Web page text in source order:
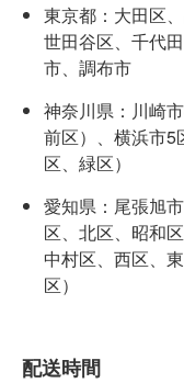
東京都：大田区
世田谷区、千代
市、調布市
神奈川県：川崎
前区）、横浜市5
区、緑区）
愛知県：尾張旭
区、北区、昭和
中村区、西区、
区）
配送時間